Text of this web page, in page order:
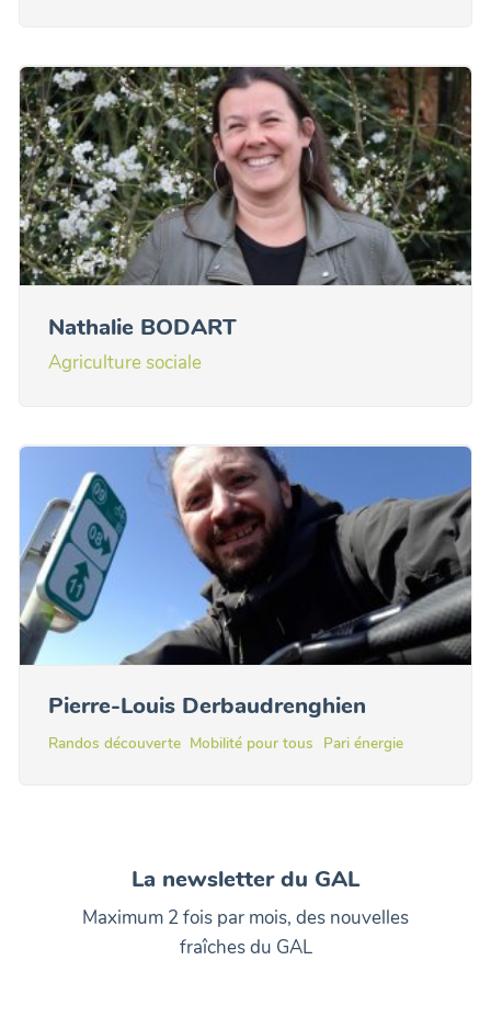
Nathalie BODART
Agriculture sociale
Pierre-Louis Derbaudrenghien
Randos découverte Mobilité pour tous Pari énergie
La newsletter du GAL
Maximum 2 fois par mois, des nouvelles
fraîches du GAL